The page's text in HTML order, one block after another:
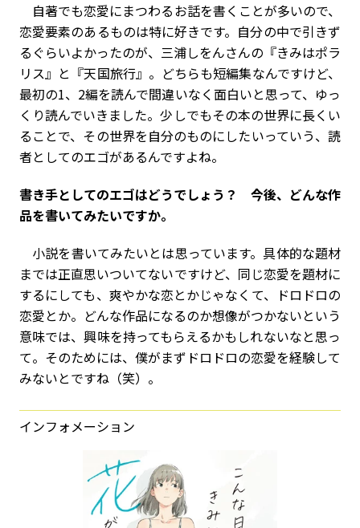
自著でも恋愛にまつわるお話を書くことが多いので、
恋愛要素のあるものは特に好きです。自分の中で引きず
るぐらいよかったのが、三浦しをんさんの『きみはポラ
リス』と『天国旅行』。どちらも短編集なんですけど、
最初の1、2編を読んで間違いなく面白いと思って、ゆっ
くり読んでいきました。少しでもその本の世界に長くい
ることで、その世界を自分のものにしたいっていう、読
者としてのエゴがあるんですよね。
――書き手としてのエゴはどうでしょう？ 今後、どんな作
品を書いてみたいですか。
小説を書いてみたいとは思っています。具体的な題材
までは正直思いついてないですけど、同じ恋愛を題材に
するにしても、爽やかな恋とかじゃなくて、ドロドロの
恋愛とか。どんな作品になるのか想像がつかないという
意味では、興味を持ってもらえるかもしれないなと思っ
て。そのためには、僕がまずドロドロの恋愛を経験して
みないとですね（笑）。
インフォメーション